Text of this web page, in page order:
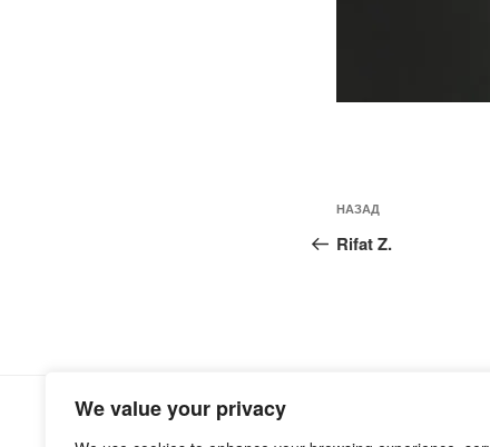
We value your privacy
Навигация
по
Предыдущая
запись:
НАЗАД
Rifat Z.